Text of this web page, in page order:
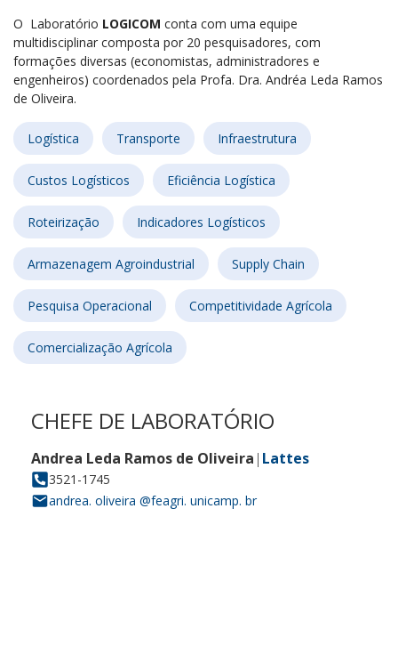
O Laboratório LOGICOM conta com uma equipe
multidisciplinar composta por 20 pesquisadores, com
formações diversas (economistas, administradores e
engenheiros) coordenados pela Profa. Dra. Andréa Leda Ramos
de Oliveira.
Logística Transporte Infraestrutura
Custos Logísticos Eficiência Logística
Roteirização Indicadores Logísticos
Armazenagem Agroindustrial Supply Chain
Pesquisa Operacional Competitividade Agrícola
Comercialização Agrícola